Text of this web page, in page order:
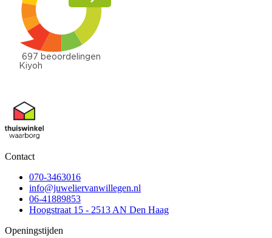
Contact
070-3463016
info@juweliervanwillegen.nl
06-41889853
Hoogstraat 15 - 2513 AN Den Haag
Openingstijden